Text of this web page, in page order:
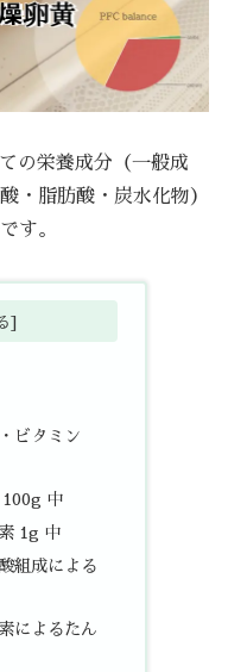
の栄養成分（一般成
・脂肪酸・炭水化物）
す。
ビタミン
100g 中
1g 中
組成による
によるたん